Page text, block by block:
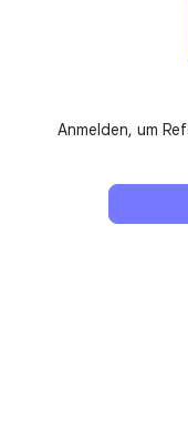
Anmelden, um